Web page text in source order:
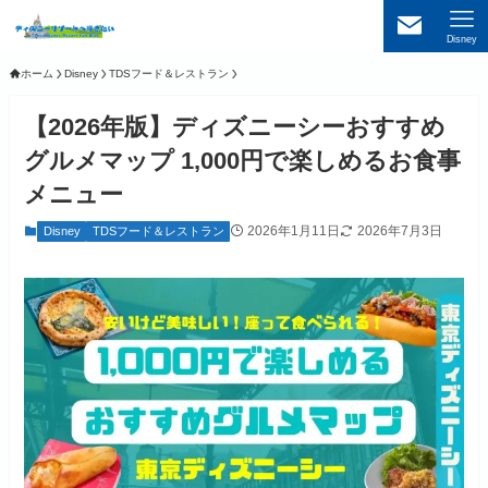
Disney
ホーム Disney TDSフード＆レストラン
【2026年版】ディズニーシーおすすめ
グルメマップ 1,000円で楽しめるお食事
メニュー
Disney TDSフード＆レストラン 2026年1月11日 2026年7月3日